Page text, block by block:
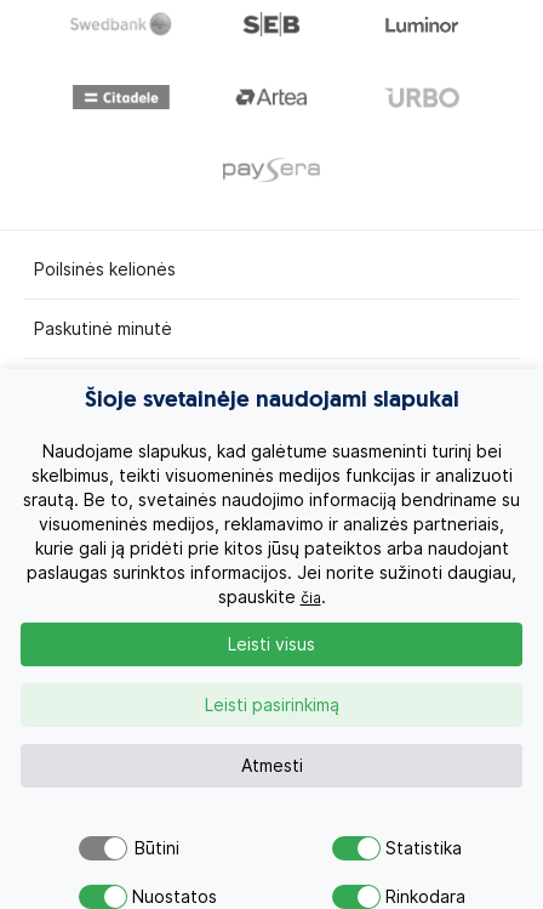
Poilsinės kelionės
Paskutinė minutė
Egzotinės kelionės
Kruizai
Kelionės po Lietuvą
Apie mus
Privatumo politika
Kontaktai
0 700 11007 Užklausa
Savo svajonių atostogoms
domėjosi 252
Šioje svetainėje naudojami slapukai
Naudojame slapukus, kad galėtume suasmeninti turinį bei
skelbimus, teikti visuomeninės medijos funkcijas ir analizuoti
srautą. Be to, svetainės naudojimo informaciją bendriname su
visuomeninės medijos, reklamavimo ir analizės partneriais,
kurie gali ją pridėti prie kitos jūsų pateiktos arba naudojant
paslaugas surinktos informacijos. Jei norite sužinoti daugiau,
spauskite čia.
Atmesti
Leisti pasirinkimą
Leisti visus
Būtini Statistika
Nuostatos Rinkodara